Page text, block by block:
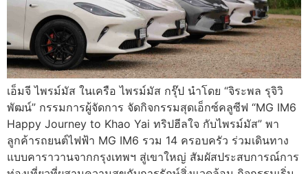
เอ็มจี ไพรม์มัส ในเครือ ไพรม์มัส กรุ๊ป นำโดย “จิระพล รุจิวิ
พัฒน์” กรรมการผู้จัดการ จัดกิจกรรมสุดเอ็กซ์คลูซีฟ “MG IM6
Happy Journey to Khao Yai ทริปฮีลใจ กับไพรม์มัส” พา
ลูกค้ารถยนต์ไฟฟ้า MG IM6 รวม 14 ครอบครัว ร่วมเดินทาง
แบบคาราวานจากกรุงเทพฯ สู่เขาใหญ่ สัมผัสประสบการณ์การ